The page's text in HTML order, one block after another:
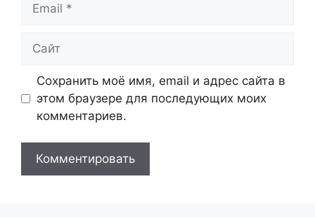
Сохранить моё имя, email и адрес сайта в
этом браузере для последующих моих
комментариев.